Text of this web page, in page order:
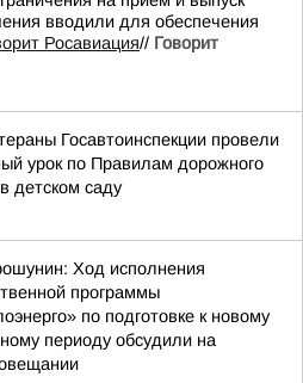
вводили для обеспечения
Росавиация// Говорит
Госавтоинспекции провели
урок по Правилам дорожного
детском саду
Ход исполнения
программы
по подготовке к новому
периоду обсудили на